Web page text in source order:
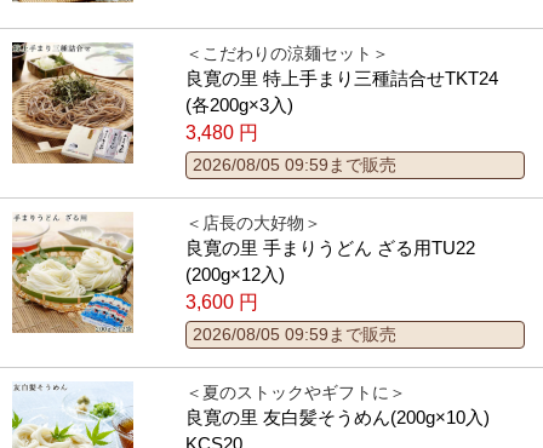
＜こだわりの涼麺セット＞
良寛の里 特上手まり三種詰合せTKT24
(各200g×3入)
3,480 円
2026/08/05 09:59まで販売
＜店長の大好物＞
良寛の里 手まりうどん ざる用TU22
(200g×12入)
3,600 円
2026/08/05 09:59まで販売
＜夏のストックやギフトに＞
良寛の里 友白髪そうめん(200g×10入)
KCS20